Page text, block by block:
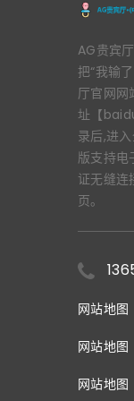
AG贵宾
把“我输
厅官网网
址【
录后,进
版支持电
证无缝连
页。
网站地图
网站地图
网站地图